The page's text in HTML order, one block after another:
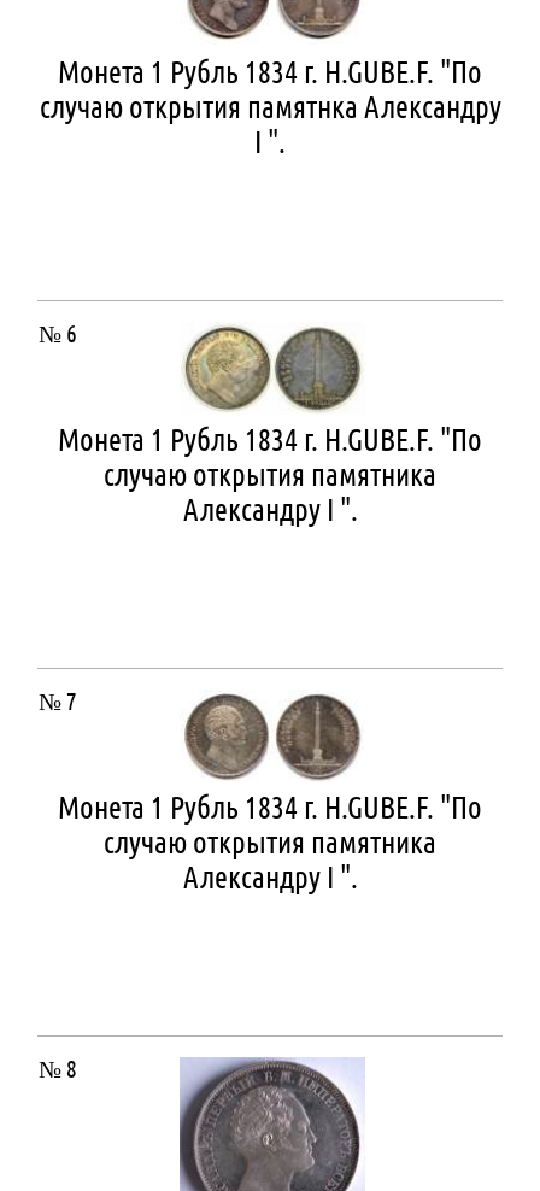
Монета 1 Рубль 1834 г. H.GUBE.F. "По
случаю открытия памятнка Александру
I ".
№ 6
Монета 1 Рубль 1834 г. H.GUBE.F. "По
случаю открытия памятника
Александру I ".
№ 7
Монета 1 Рубль 1834 г. H.GUBE.F. "По
случаю открытия памятника
Александру I ".
№ 8